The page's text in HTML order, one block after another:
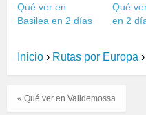
Qué ver en
Basilea en 2 días
Qué
en 2
Inicio › Rutas por Europa ›
« Qué ver en Valldemossa